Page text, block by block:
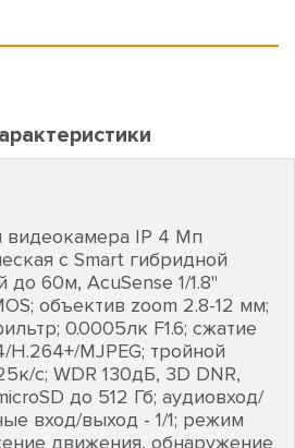
видеокамера IP 4 Мп
с Smart гибридной
до 60м, AcuSense 1/1.8"
объектив zoom 2.8-12 мм;
0.0005лк F1.6; сжатие
MJPEG; тройной
с; WDR 130дБ, 3D DNR,
до 512 Гб; аудиовход/
вход/выход - 1/1; режим
движения, обнаружение